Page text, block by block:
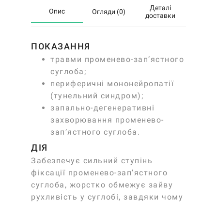
Опис Огляди (0)
Деталі
доставки
ПОКАЗАННЯ
травми променево-зап’ястного
суглоба;
периферичні мононейропатії
(тунельний синдром);
запально-дегенеративні
захворювання променево-
зап’ястного суглоба.
ДІЯ
Забезпечує сильний ступінь
фіксації променево-зап’ястного
суглоба, жорстко обмежує зайву
рухливість у суглобі, завдяки чому